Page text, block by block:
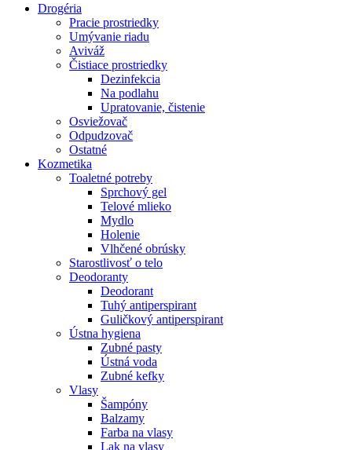
Drogéria
Pracie prostriedky
Umývanie riadu
Aviváž
Čistiace prostriedky
Dezinfekcia
Na podlahu
Upratovanie, čistenie
Osviežovač
Odpudzovač
Ostatné
Kozmetika
Toaletné potreby
Sprchový gel
Telové mlieko
Mydlo
Holenie
Vlhčené obrúsky
Starostlivosť o telo
Deodoranty
Deodorant
Tuhý antiperspirant
Guličkový antiperspirant
Ústna hygiena
Zubné pasty
Ústná voda
Zubné kefky
Vlasy
Šampóny
Balzamy
Farba na vlasy
Lak na vlasy